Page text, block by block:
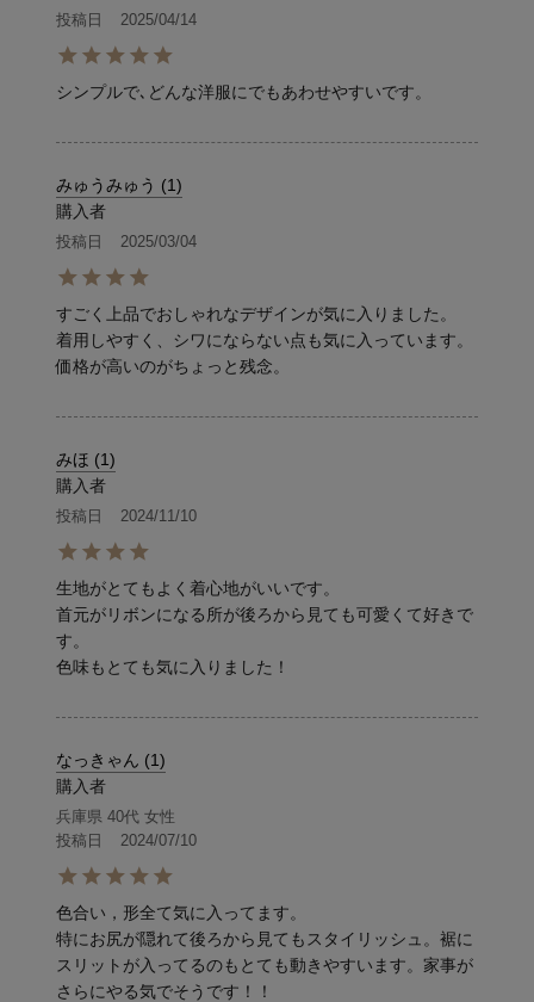
投稿日 2025/04/14
シンプルで､どんな洋服にでもあわせやすいです。
みゅうみゅう
1
購入者
投稿日 2025/03/04
すごく上品でおしゃれなデザインが気に入りました。
着用しやすく、シワにならない点も気に入っています。
価格が高いのがちょっと残念。
みほ 1
購入者
投稿日 2024/11/10
生地がとてもよく着心地がいいです。
首元がリボンになる所が後ろから見ても可愛くて好きで
す。
色味もとても気に入りました！
なっきゃん 1
購入者
兵庫県 40代 女性
投稿日
2024/07/10
色合い，形全て気に入ってます。
特にお尻が隠れて後ろから見てもスタイリッシュ。裾に
スリットが入ってるのもとても動きやすいます。家事が
さらにやる気でそうです！！